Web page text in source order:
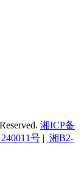
湘ICP备
号 | 湘B2-